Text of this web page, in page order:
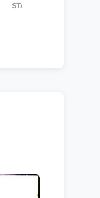
STAR PRESS